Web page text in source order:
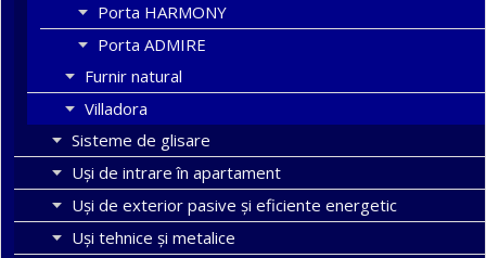
Porta HARMONY
Porta ADMIRE
Furnir natural
Villadora
Sisteme de glisare
Uși de intrare în apartament
Uşi de exterior pasive şi eficiente energetic
Uși tehnice și metalice